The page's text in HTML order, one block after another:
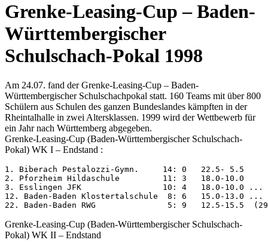
Grenke-Leasing-Cup – Baden-
Württembergischer
Schulschach-Pokal 1998
Am 24.07. fand der Grenke-Leasing-Cup – Baden-
Württembergischer Schulschachpokal statt. 160 Teams mit über 800
Schülern aus Schulen des ganzen Bundeslandes kämpften in der
Rheintalhalle in zwei Altersklassen. 1999 wird der Wettbewerb für
ein Jahr nach Württemberg abgegeben.
Grenke-Leasing-Cup (Baden-Württembergischer Schulschach-
Pokal) WK I – Endstand :
1. Biberach Pestalozzi-Gymn.     14: 0   22.5- 5.5
2. Pforzheim Hildaschule         11: 3   18.0-10.0
3. Esslingen JFK                 10: 4   18.0-10.0 ...
12. Baden-Baden Klostertalschule  8: 6   15.0-13.0 ...
22. Baden-Baden RWG               5: 9   12.5-15.5
Grenke-Leasing-Cup (Baden-Württembergischer Schulschach-
Pokal) WK II – Endstand